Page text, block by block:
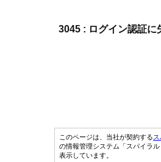
3045 : ログイン認証に
このページは、当社が契約する
の情報管理システム「スパイラ
表示しています。